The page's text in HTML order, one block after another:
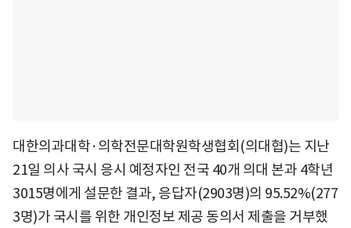
대한의과대학·의학전문대학원학생협회(의대협)는 지난
21일 의사 국시 응시 예정자인 전국 40개 의대 본과 4학년
3015명에게 설문한 결과, 응답자(2903명)의 95.52%(277
3명)가 국시를 위한 개인정보 제공 동의서 제출을 거부했